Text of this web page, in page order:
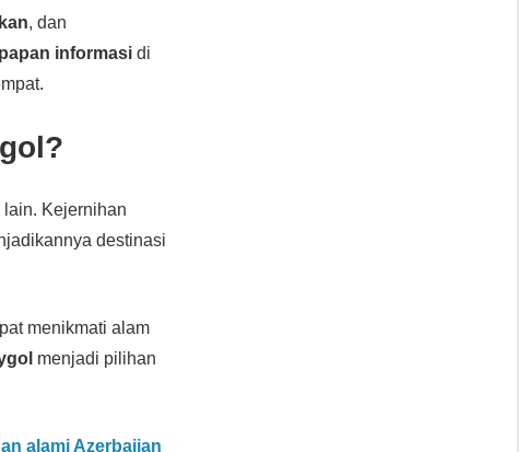
, dan
papan informasi di
Kejernihan
destinasi
menikmati alam
menjadi pilihan
alami Azerbaijan